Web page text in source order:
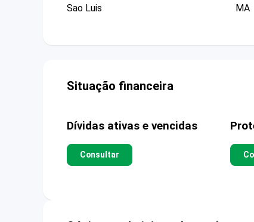
Sao Luis
MA
Situação financeira
Dívidas ativas e vencidas
Consultar